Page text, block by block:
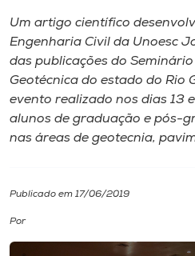
Internacionalização
I.nova
Diplomados
Um artigo científico
Engenharia Civil da Unoesc
das publicações do
Geotécnica do estado do Rio
evento realizado nos dias 13
alunos de graduação e pós-
nas áreas de geotecnia,
Publicado em 17/06/2019
Por